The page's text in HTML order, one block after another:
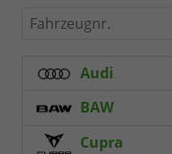
Fahrzeugnr.
Audi
BAW
Cupra